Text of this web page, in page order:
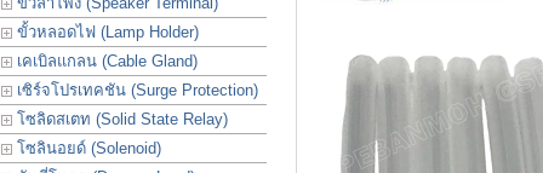
ขั้วหลอดไฟ (Lamp Holder)
เคเบิลแกลน (Cable Gland)
เซิร์จโปรเทคชัน (Surge Protection)
โซลิดสเตท (Solid State Relay)
โซลินอยด์ (Solenoid)